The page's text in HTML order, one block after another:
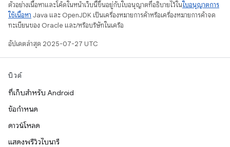
ตัวอย่างเนื้อหาและโค้ดในหน้าเว็บนี้ขึ้นอยู่กับใบอนุญาตที่อธิบายไว้ในใบอนุญาตการ
ใช้เนื้อหา Java และ OpenJDK เป็นเครื่องหมายการค้าหรือเครื่องหมายการค้าจด
ทะเบียนของ Oracle และ/หรือบริษัทในเครือ
อัปเดตล่าสุด 2025-07-27 UTC
บิวด์
ที่เก็บสำหรับ Android
ข้อกำหนด
ดาวน์โหลด
แสดงพรีวิวไบนารี